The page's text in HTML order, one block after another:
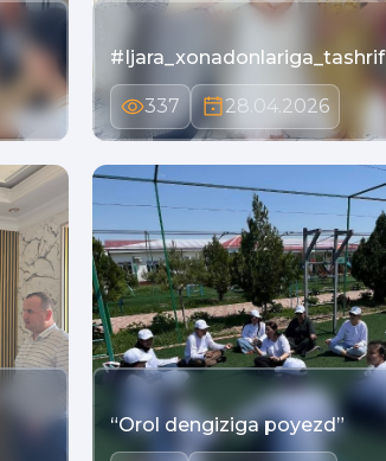
#Ijara_xonadonlariga_tashrif
337 28.04.2026
“Orol dengiziga poyezd”